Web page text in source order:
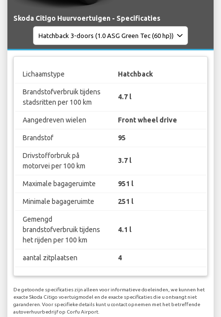
Skoda Citigo Huurvoertuigen - Specificaties
Lichaamstype Hatchback
Brandstofverbruik tijdens
stadsritten per 100 km
4.7 l
Aangedreven wielen Front wheel drive
Brandstof 95
Drivstofforbruk på
motorvei per 100 km
3.7 l
Maximale bagageruimte 951 l
Minimale bagageruimte 251 l
Gemengd
brandstofverbruik tijdens
het rijden per 100 km
4.1 l
aantal zitplaatsen 4
De getoonde specificaties zijn alleen voor informatieve doeleinden, we kunnen het
exacte Skoda Citigo voertuigmodel en de exacte specificaties die u ontvangt niet
garanderen. Voor specifieke details kunt u contact opnemen met het betreffende
autoverhuurbedrijf op Corfu Airport.